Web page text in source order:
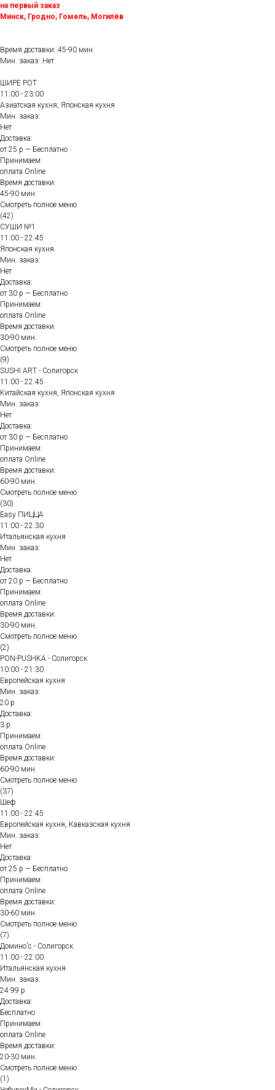
на первый заказ
Минск, Гродно, Гомель, Могилёв
Время доставки: 45-90 мин.
Мин. заказ: Нет
ШИРЕ РОТ
11:00 - 23:00
Азиатская кухня, Японская кухня
Мин. заказ:
Нет
Доставка:
от 25 р — Бесплатно
Принимаем:
оплата Online
Время доставки:
45-90 мин.
Смотреть полное меню
(42)
СУШИ №1
11:00 - 22:45
Японская кухня
Мин. заказ:
Нет
Доставка:
от 30 р — Бесплатно
Принимаем:
оплата Online
Время доставки:
30-90 мин.
Смотреть полное меню
(9)
SUSHI ART - Солигорск
11:00 - 22:45
Китайская кухня, Японская кухня
Мин. заказ:
Нет
Доставка:
от 30 р — Бесплатно
Принимаем:
оплата Online
Время доставки:
60-90 мин.
Смотреть полное меню
(30)
Easy ПИЦЦА
11:00 - 22:30
Итальянская кухня
Мин. заказ:
Нет
Доставка:
от 20 р — Бесплатно
Принимаем:
оплата Online
Время доставки:
30-90 мин.
Смотреть полное меню
(2)
PON-PUSHKA - Солигорск
10:00 - 21:30
Европейская кухня
Мин. заказ:
20 р
Доставка:
3 р
Принимаем:
оплата Online
Время доставки:
60-90 мин.
Смотреть полное меню
(37)
Шеф
11:00 - 22:45
Европейская кухня, Кавказская кухня
Мин. заказ:
Нет
Доставка:
от 25 р — Бесплатно
Принимаем:
оплата Online
Время доставки:
30-60 мин.
Смотреть полное меню
(7)
Домино'с - Солигорск
11:00 - 22:00
Итальянская кухня
Мин. заказ:
24.99 р
Доставка:
Бесплатно
Принимаем:
оплата Online
Время доставки:
20-30 мин.
Смотреть полное меню
(1)